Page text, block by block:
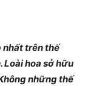
nhất trên thế
Loài hoa sở hữu
những thế